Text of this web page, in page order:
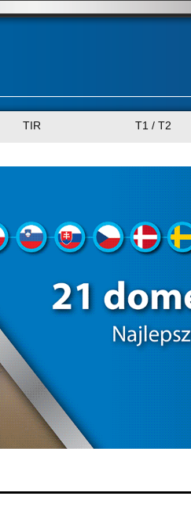
TIR T1 / T2